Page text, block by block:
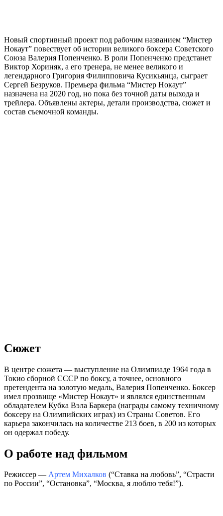
Новый спортивный проект под рабочим названием “Мистер
Нокаут” повествует об истории великого боксера Советского
Союза Валерия Попенченко. В роли Попенченко предстанет
Виктор Хориняк, а его тренера, не менее великого и
легендарного Григория Филипповича Кусикьянца, сыграет
Сергей Безруков. Премьера фильма “Мистер Нокаут”
назначена на 2020 год, но пока без точной даты выхода и
трейлера. Объявлены актеры, детали производства, сюжет и
состав съемочной команды.
Сюжет
В центре сюжета — выступление на Олимпиаде 1964 года в
Токио сборной СССР по боксу, а точнее, основного
претендента на золотую медаль, Валерия Попенченко. Боксер
имел прозвище «Мистер Нокаут» и являлся единственным
обладателем Кубка Вэла Баркера (награды самому техничному
боксеру на Олимпийских играх) из Страны Советов. Его
карьера закончилась на количестве 213 боев, в 200 из которых
он одержал победу.
О работе над фильмом
Режиссер — Артем Михалков (“Ставка на любовь”, “Страсти
по России”, “Остановка”, “Москва, я люблю тебя!”).